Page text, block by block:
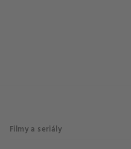
Filmy a seriály